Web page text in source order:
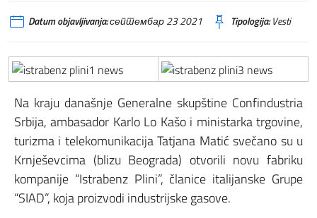
Datum objavljivanja:септембар 23 2021 Tipologija:Vesti
Na kraju današnje Generalne skupštine Confindustria
Srbija, ambasador Karlo Lo Kašo i ministarka trgovine,
turizma i telekomunikacija Tatjana Matić svečano su u
Krnješevcima (blizu Beograda) otvorili novu fabriku
kompanije “Istrabenz Plini”, članice italijanske Grupe
“SIAD”, koja proizvodi industrijske gasove.